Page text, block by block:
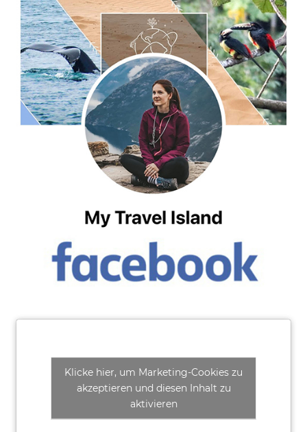
Klicke hier, um Marketing-Cookies zu
akzeptieren und diesen Inhalt zu
aktivieren